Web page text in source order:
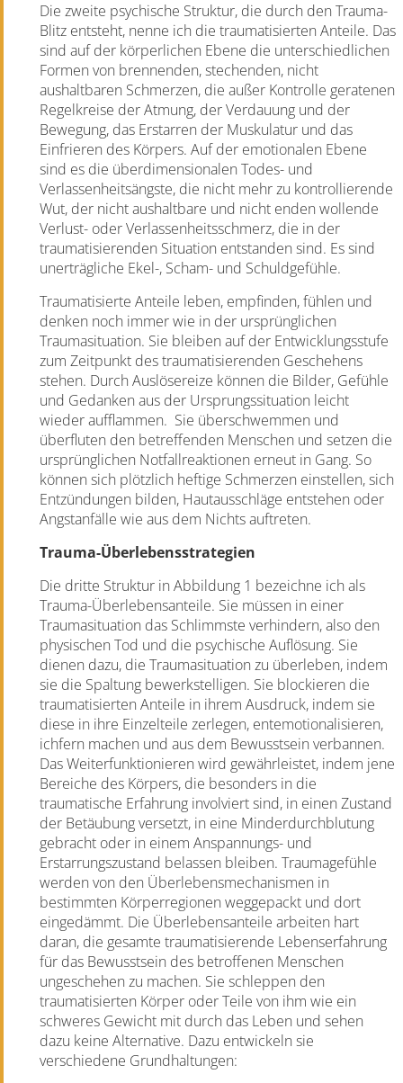
Die zweite psychische Struktur, die durch den Trauma-
Blitz entsteht, nenne ich die traumatisierten Anteile. Das
sind auf der körperlichen Ebene die unterschiedlichen
Formen von brennenden, stechenden, nicht
aushaltbaren Schmerzen, die außer Kontrolle geratenen
Regelkreise der Atmung, der Verdauung und der
Bewegung, das Erstarren der Muskulatur und das
Einfrieren des Körpers. Auf der emotionalen Ebene
sind es die überdimensionalen Todes- und
Verlassenheitsängste, die nicht mehr zu kontrollierende
Wut, der nicht aushaltbare und nicht enden wollende
Verlust- oder Verlassenheitsschmerz, die in der
traumatisierenden Situation entstanden sind. Es sind
unerträgliche Ekel-, Scham- und Schuldgefühle.
Traumatisierte Anteile leben, empfinden, fühlen und
denken noch immer wie in der ursprünglichen
Traumasituation. Sie bleiben auf der Entwicklungsstufe
zum Zeitpunkt des traumatisierenden Geschehens
stehen. Durch Auslösereize können die Bilder, Gefühle
und Gedanken aus der Ursprungssituation leicht
wieder aufflammen. Sie überschwemmen und
überfluten den betreffenden Menschen und setzen die
ursprünglichen Notfallreaktionen erneut in Gang. So
können sich plötzlich heftige Schmerzen einstellen, sich
Entzündungen bilden, Hautausschläge entstehen oder
Angstanfälle wie aus dem Nichts auftreten.
Trauma-Überlebensstrategien
Die dritte Struktur in Abbildung 1 bezeichne ich als
Trauma-Überlebensanteile. Sie müssen in einer
Traumasituation das Schlimmste verhindern, also den
physischen Tod und die psychische Auflösung. Sie
dienen dazu, die Traumasituation zu überleben, indem
sie die Spaltung bewerkstelligen. Sie blockieren die
traumatisierten Anteile in ihrem Ausdruck, indem sie
diese in ihre Einzelteile zerlegen, entemotionalisieren,
ichfern machen und aus dem Bewusstsein verbannen.
Das Weiterfunktionieren wird gewährleistet, indem jene
Bereiche des Körpers, die besonders in die
traumatische Erfahrung involviert sind, in einen Zustand
der Betäubung versetzt, in eine Minderdurchblutung
gebracht oder in einem Anspannungs- und
Erstarrungszustand belassen bleiben. Traumagefühle
werden von den Überlebensmechanismen in
bestimmten Körperregionen weggepackt und dort
eingedämmt. Die Überlebensanteile arbeiten hart
daran, die gesamte traumatisierende Lebenserfahrung
für das Bewusstsein des betroffenen Menschen
ungeschehen zu machen. Sie schleppen den
traumatisierten Körper oder Teile von ihm wie ein
schweres Gewicht mit durch das Leben und sehen
dazu keine Alternative. Dazu entwickeln sie
verschiedene Grundhaltungen: